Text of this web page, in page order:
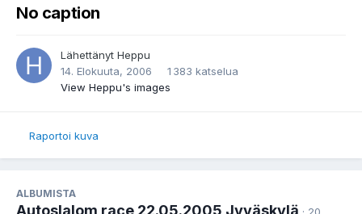
No caption
Lähettänyt Heppu
14. Elokuuta, 2006
1 383 katselua
View Heppu's images
Raportoi kuva
ALBUMISTA
Autoslalom race 22.05.2005 Jyväskylä